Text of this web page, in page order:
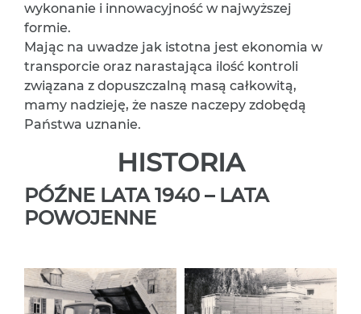
wykonanie i innowacyjność w najwyższej
formie.
Mając na uwadze jak istotna jest ekonomia w
transporcie oraz narastająca ilość kontroli
związana z dopuszczalną masą całkowitą,
mamy nadzieję, że nasze naczepy zdobędą
Państwa uznanie.
HISTORIA
PÓŹNE LATA 1940 – LATA
POWOJENNE